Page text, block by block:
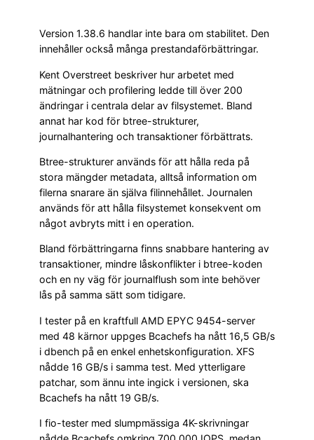
Version 1.38.6 handlar inte bara om stabilitet. Den
innehåller också många prestandaförbättringar.
Kent Overstreet beskriver hur arbetet med
mätningar och profilering ledde till över 200
ändringar i centrala delar av filsystemet. Bland
annat har kod för btree-strukturer,
journalhantering och transaktioner förbättrats.
Btree-strukturer används för att hålla reda på
stora mängder metadata, alltså information om
filerna snarare än själva filinnehållet. Journalen
används för att hålla filsystemet konsekvent om
något avbryts mitt i en operation.
Bland förbättringarna finns snabbare hantering av
transaktioner, mindre låskonflikter i btree-koden
och en ny väg för journalflush som inte behöver
lås på samma sätt som tidigare.
I tester på en kraftfull AMD EPYC 9454-server
med 48 kärnor uppges Bcachefs ha nått 16,5 GB/s
i dbench på en enkel enhetskonfiguration. XFS
nådde 16 GB/s i samma test. Med ytterligare
patchar, som ännu inte ingick i versionen, ska
Bcachefs ha nått 19 GB/s.
I fio-tester med slumpmässiga 4K-skrivningar